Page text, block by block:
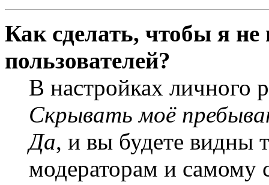
Как сделать, чтобы я
пользователей?
В настройках личного
Скрывать моё
Да, и вы будете видны
модераторам и самому